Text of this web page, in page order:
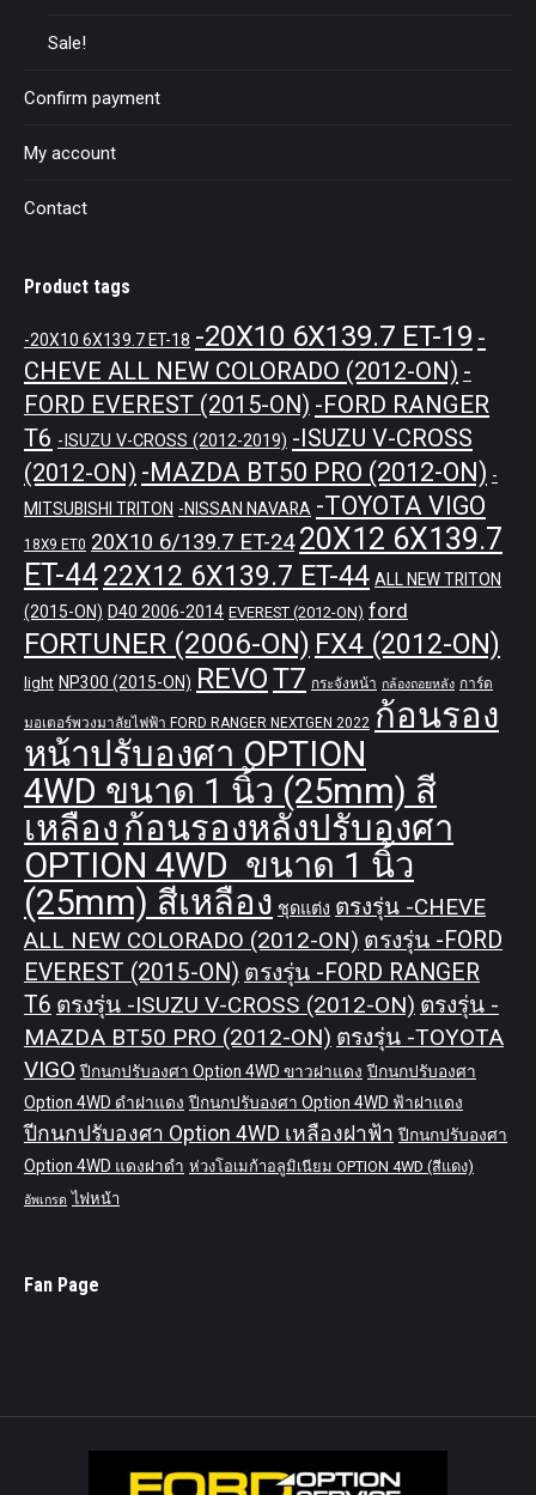
Sale!
Confirm payment
My account
Contact
Product tags
-20X10 6X139.7 ET-18 -20X10 6X139.7 ET-19 -
CHEVE ALL NEW COLORADO (2012-ON) -
FORD EVEREST (2015-ON) -FORD RANGER
T6 -ISUZU V-CROSS (2012-2019) -ISUZU V-CROSS
(2012-ON) -MAZDA BT50 PRO (2012-ON) -
MITSUBISHI TRITON -NISSAN NAVARA -TOYOTA VIGO
18X9 ET0 20X10 6/139.7 ET-24 20X12 6X139.7
ET-4422X12 6X139.7 ET-44 ALL NEW TRITON
(2015-ON) D40 2006-2014 EVEREST (2012-ON) ford
FORTUNER (2006-ON) FX4 (2012-ON)
light NP300 (2015-ON) REVOT7 กระจังหน้า กล้องถอยหลัง การ์ด
มอเตอร์พวงมาลัยไฟฟ้า FORD RANGER NEXTGEN 2022 ก้อนรอง
หน้าปรับองศา OPTION
4WD ขนาด 1 นิ้ว (25mm) สี
เหลือง ก้อนรองหลังปรับองศา
OPTION 4WD ขนาด 1 นิ้ว
(25mm) สีเหลือง ชุดแต่ง ตรงรุ่น -CHEVE
ALL NEW COLORADO (2012-ON) ตรงรุ่น -FORD
EVEREST (2015-ON) ตรงรุ่น -FORD RANGER
T6 ตรงรุ่น -ISUZU V-CROSS (2012-ON) ตรงรุ่น -
MAZDA BT50 PRO (2012-ON) ตรงรุ่น -TOYOTA
VIGO ปีกนกปรับองศา Option 4WD ขาวฝาแดง ปีกนกปรับองศา
Option 4WD ดำฝาแดง ปีกนกปรับองศา Option 4WD ฟ้าฝาแดง
ปีกนกปรับองศา Option 4WD เหลืองฝาฟ้า ปีกนกปรับองศา
Option 4WD แดงฝาดำ ห่วงโอเมก้าอลูมิเนียม OPTION 4WD (สีแดง)
อัพเกรด ไฟหน้า
Fan Page